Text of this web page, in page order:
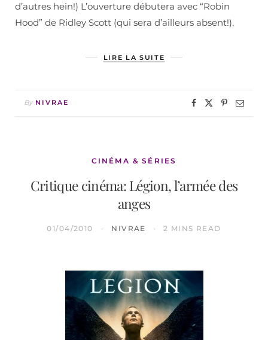
d’autres hein!) L’ouverture débutera avec “Robin
Hood” de Ridley Scott (qui sera d’ailleurs absent!).
LIRE LA SUITE
By NIVRAE
CINÉMA & SÉRIES
Critique cinéma: Légion, l’armée des
anges
01/04/2010 NIVRAE 2 MINS READ